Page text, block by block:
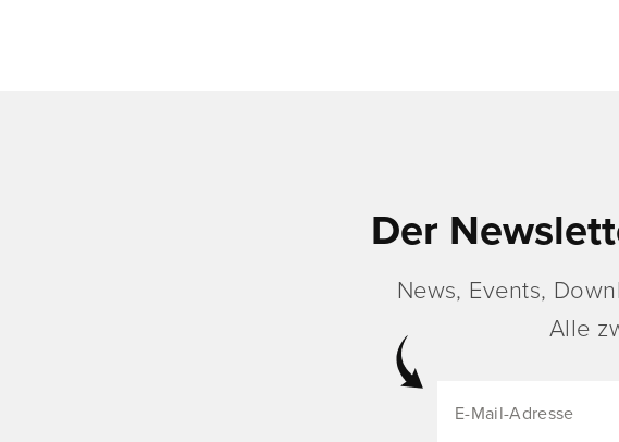
Der
News, Events,
Alle